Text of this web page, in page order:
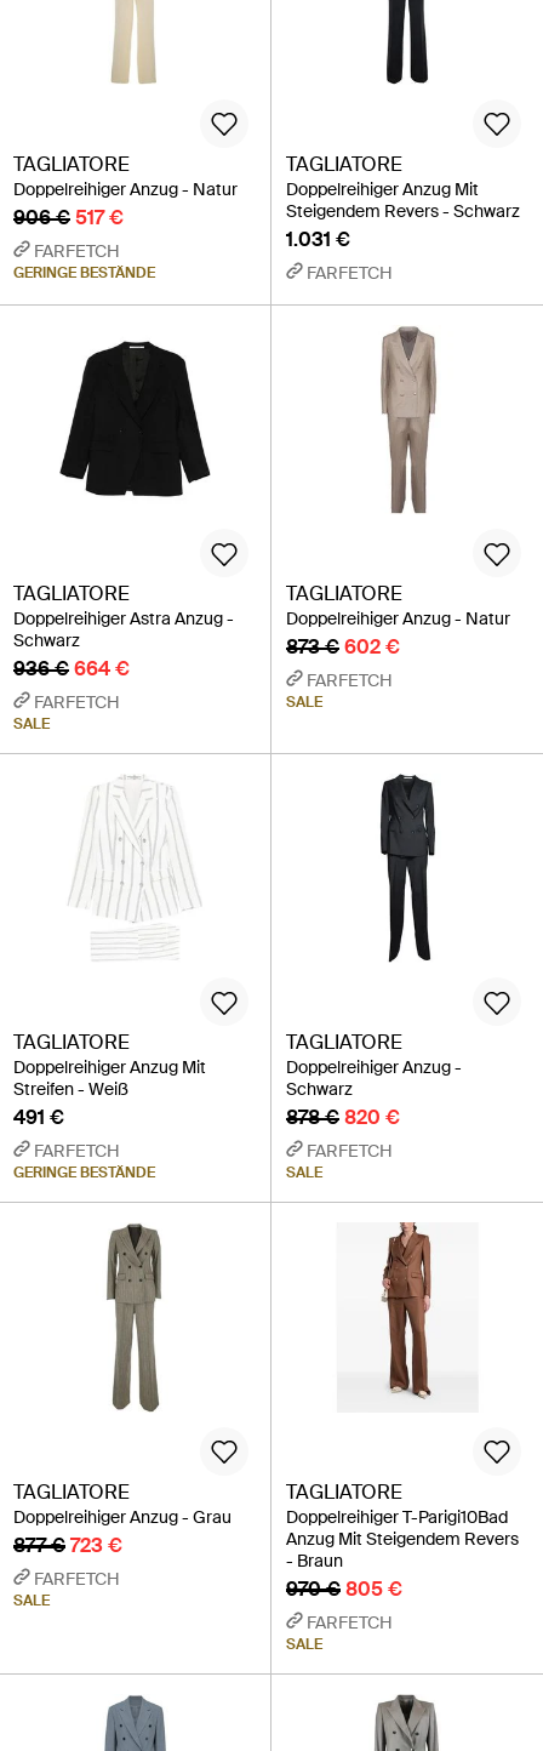
TAGLIATORE
Doppelreihiger Anzug - Natur
906 €517 €
FARFETCH
GERINGE BESTÄNDE
TAGLIATORE
Doppelreihiger Anzug Mit
Steigendem Revers - Schwarz
1.031 €
FARFETCH
TAGLIATORE
Doppelreihiger Astra Anzug -
Schwarz
936 €664 €
FARFETCH
SALE
TAGLIATORE
Doppelreihiger Anzug - Natur
873 €602 €
FARFETCH
SALE
TAGLIATORE
Doppelreihiger Anzug Mit
Streifen - Weiß
491 €
FARFETCH
GERINGE BESTÄNDE
TAGLIATORE
Doppelreihiger Anzug -
Schwarz
878 €820 €
FARFETCH
SALE
TAGLIATORE
Doppelreihiger Anzug - Grau
877 €723 €
FARFETCH
SALE
TAGLIATORE
Doppelreihiger T-Parigi10Bad
Anzug Mit Steigendem Revers
- Braun
970 €805 €
FARFETCH
SALE